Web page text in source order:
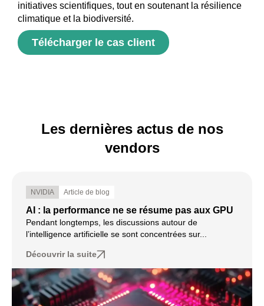
initiatives scientifiques, tout en soutenant la résilience
climatique et la biodiversité.
Télécharger le cas client
Les dernières actus de nos
vendors
NVIDIA Article de blog
AI : la performance ne se résume pas aux GPU
Pendant longtemps, les discussions autour de
l’intelligence artificielle se sont concentrées sur...
Découvrir la suite